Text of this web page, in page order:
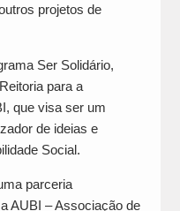
projetos de
Ser Solidário,
para a
que visa ser um
de ideias e
Social.
parceria
AUBI – Associação de